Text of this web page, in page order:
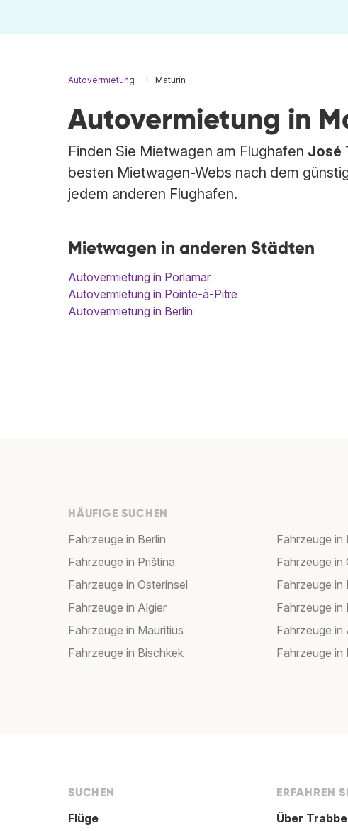
Autovermietung Maturín
Autovermietung in
Finden Sie Mietwagen am Flughafen José
besten Mietwagen-Webs nach dem
jedem anderen Flughafen.
Mietwagen in anderen Städten
Autovermietung in Porlamar
Autovermietung in Pointe-à-Pitre
Autovermietung in Berlin
HÄUFIGE SUCHEN
Fahrzeuge in Berlin
Fahrzeuge in Priština
Fahrzeuge in Osterinsel
Fahrzeuge in Algier
Fahrzeuge in Mauritius
Fahrzeuge in Bischkek
Fahrzeuge in
Fahrzeuge in
Fahrzeuge in
Fahrzeuge in
Fahrzeuge in
Fahrzeuge in
SUCHEN
Flüge
ERFAHREN
Über